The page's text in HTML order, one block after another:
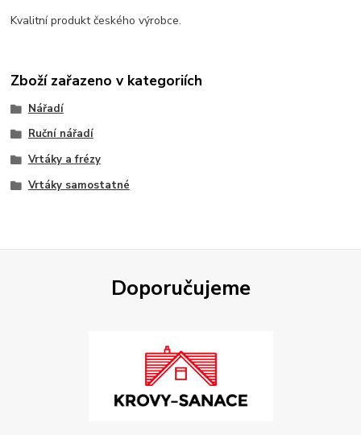
Kvalitní produkt českého výrobce.
Zboží zařazeno v kategoriích
Nářadí
Ruční nářadí
Vrtáky a frézy
Vrtáky samostatné
Doporučujeme